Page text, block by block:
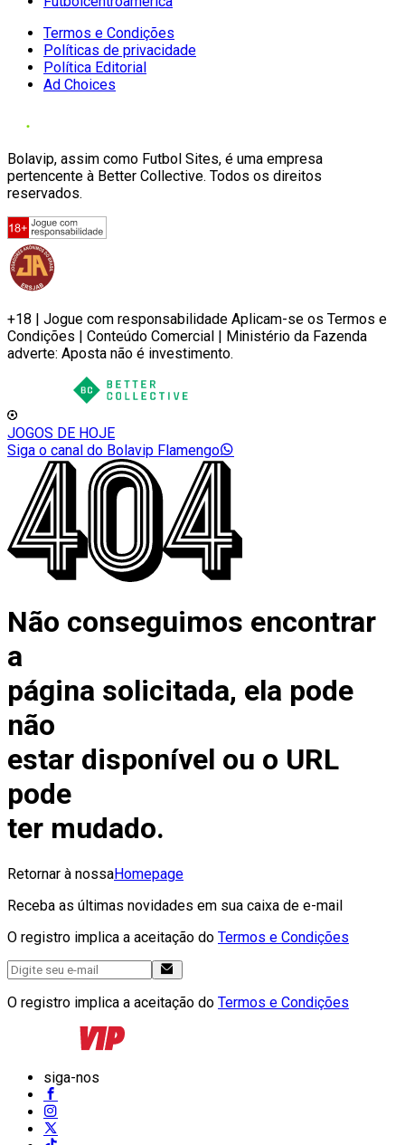
Termos e Condições
Políticas de privacidade
Política Editorial
Ad Choices
Bolavip, assim como Futbol Sites, é uma empresa
pertencente à Better Collective. Todos os direitos
reservados.
+18 | Jogue com responsabilidade Aplicam-se os Termos e
Condições | Conteúdo Comercial | Ministério da Fazenda
adverte: Aposta não é investimento.
JOGOS DE HOJE
Siga o canal do Bolavip Flamengo
Não conseguimos encontrar
a
página solicitada, ela pode
não
estar disponível ou o URL
pode
ter mudado.
Retornar à nossaHomepage
Receba as últimas novidades em sua caixa de e-mail
O registro implica a aceitação do Termos e Condições
O registro implica a aceitação do Termos e Condições
siga-nos